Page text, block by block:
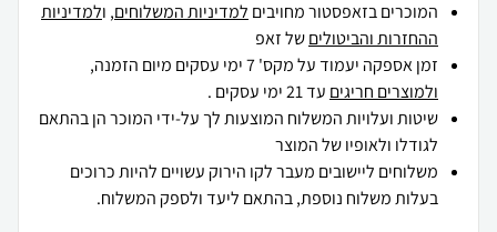
המוכרים בזאפסטור מחויבים למדיניות המשלוחים, ולמדיניות
ההחזרות והביטוליםשל זאפ
זמן אספקה יעמוד על מקס' 7 ימי עסקים מיום הזמנה,
ולמוצרים חריגים עד 21 ימי עסקים .
שיטות ועלויות המשלוח המוצעות לך על-ידי המוכר הן בהתאם
לגודלו ולאופיו של המוצר
משלוחים ליישובים מעבר לקו הירוק עשויים להיות כרוכים
בעלות משלוח נוספת, בהתאם ליעד ולספק המשלוח.